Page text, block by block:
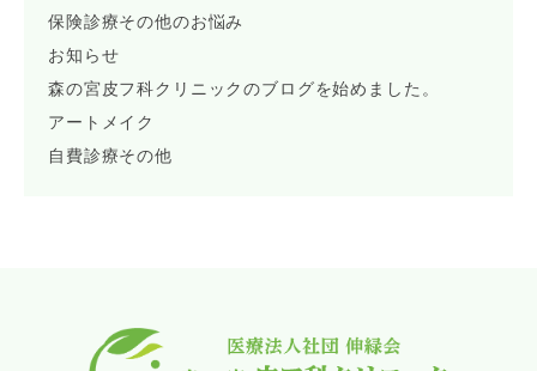
保険診療その他のお悩み
お知らせ
森の宮皮フ科クリニックのブログを始めました。
アートメイク
自費診療その他